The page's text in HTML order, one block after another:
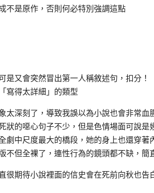
不是原作，否則何必特別強調這點
是又會突然冒出第一人稱敘述句，扣分！
寫得太詳細」的類型
太深刻了，導致我誤以為小說也會非常血
狀的噁心句子不少，但是色情場面可說是
劇中尺度最大的橋段，她的身上也還穿著
不但全裸了，連性行為的鏡頭都不缺，簡
很期待小說裡面的信史會在死前向秋也告